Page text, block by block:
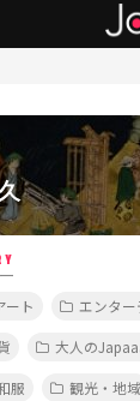
ート エンター
大人の
服 観光・地域